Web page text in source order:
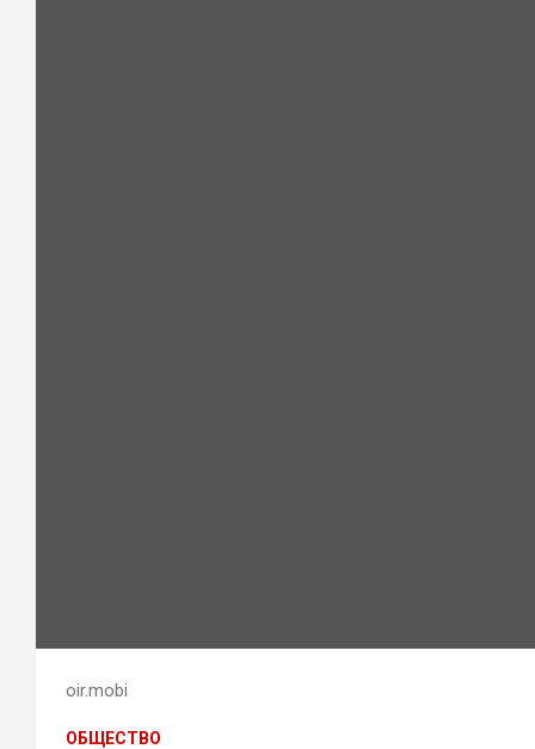
oir.mobi
ОБЩЕСТВО